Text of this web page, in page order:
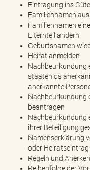
Eintragung ins
Familiennamen
Familiennamen
Elternteil ändern
Geburtsnamen
Heirat anmelden
Nachbeurkundung
staatenlos
anerkannte
Nachbeurkundung
beantragen
Nachbeurkundung
ihrer Beteiligung
Namenserklärung
oder Heiratseintrag
Regeln und